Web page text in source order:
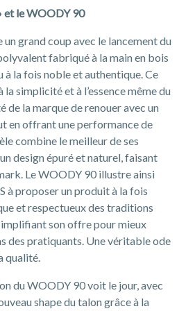
et le WOODY 90
un grand coup avec le lancement du
fabriqué à la main en bois
à la fois noble et authentique. Ce
simplicité et à l’essence même du
de la marque de renouer avec un
en offrant une performance de
combine le meilleur de ses
design épuré et naturel, faisant
Le WOODY 90 illustre ainsi
à proposer un produit à la fois
et respectueux des traditions
son offre pour mieux
des pratiquants. Une véritable ode
qualité.
du WOODY 90 voit le jour, avec
shape du talon grâce à la